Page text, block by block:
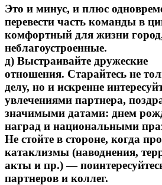
Это и минус, и плюс
перевести часть команды в
комфортный для жизни
неблагоустроенные.
д) Выстраивайте дружеские
отношения. Старайтесь не
делу, но и искренне
увлечениями партнера,
значимыми датами: днем
наград и национальными
Не стойте в стороне, когда
катаклизмы (наводнения,
акты и пр.) —
партнеров и коллег.